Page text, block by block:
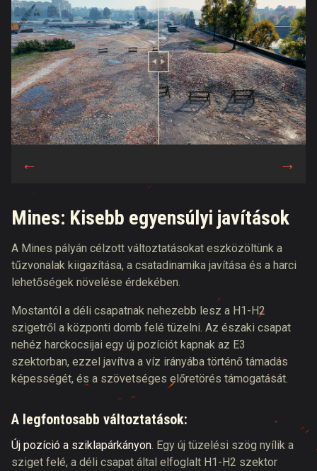
Mines: Kisebb egyensúlyi javítások
A Mines pályán célzott változtatásokat eszközöltünk a
tűzvonalak kiigazítása, a csatadinamika javítása és a harci
lehetőségek növelése érdekében.
Mostantól a déli csapatnak nehezebb lesz a H1-H2
szigetről a központi domb felé tüzelni. Az északi csapat
nehéz harckocsijai egy új pozíciót kapnak az E3
szektorban, ezzel javítva a víz irányába történő támadás
képességét, és a szövetséges előretörés támogatását.
A legfontosabb változtatások:
Új pozíció a sziklapárkányon . Egy új tüzelési szög nyílik a
sziget felé, a déli csapat által elfoglalt H1-H2 szektor